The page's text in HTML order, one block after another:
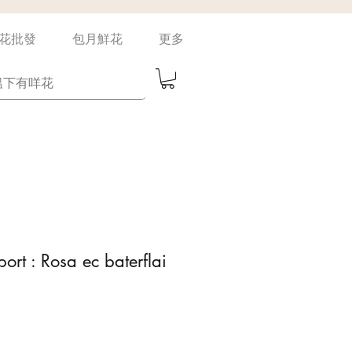
批發 包月鮮花 更多
: Rosa ec baterflai